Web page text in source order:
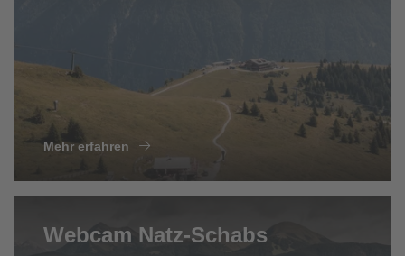
Mehr erfahren
Webcam Natz-Schabs